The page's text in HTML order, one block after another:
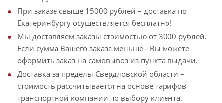
При заказе свыше 15000 рублей – доставка по
Екатеринбургу осуществляется бесплатно!
Мы доставляем заказы стоимостью от 3000 рублей.
Если сумма Вашего заказа меньше - Вы можете
оформить заказ на самовывоз из пункта выдачи.
Доставка за пределы Свердловской области –
стоимость рассчитывается на основе тарифов
транспортной компании по выбору клиента.